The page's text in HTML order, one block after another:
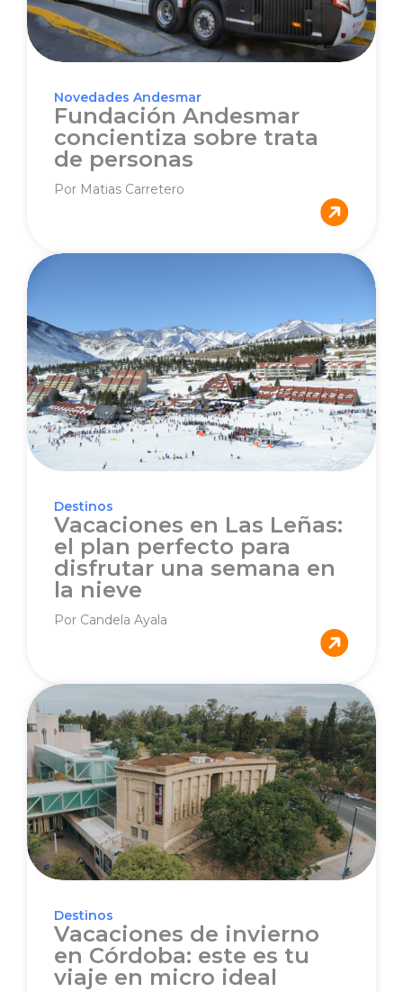
Novedades Andesmar
Fundación Andesmar
concientiza sobre trata
de personas
Por Matias Carretero
Destinos
Vacaciones en Las Leñas:
el plan perfecto para
disfrutar una semana en
la nieve
Por Candela Ayala
Destinos
Vacaciones de invierno
en Córdoba: este es tu
viaje en micro ideal